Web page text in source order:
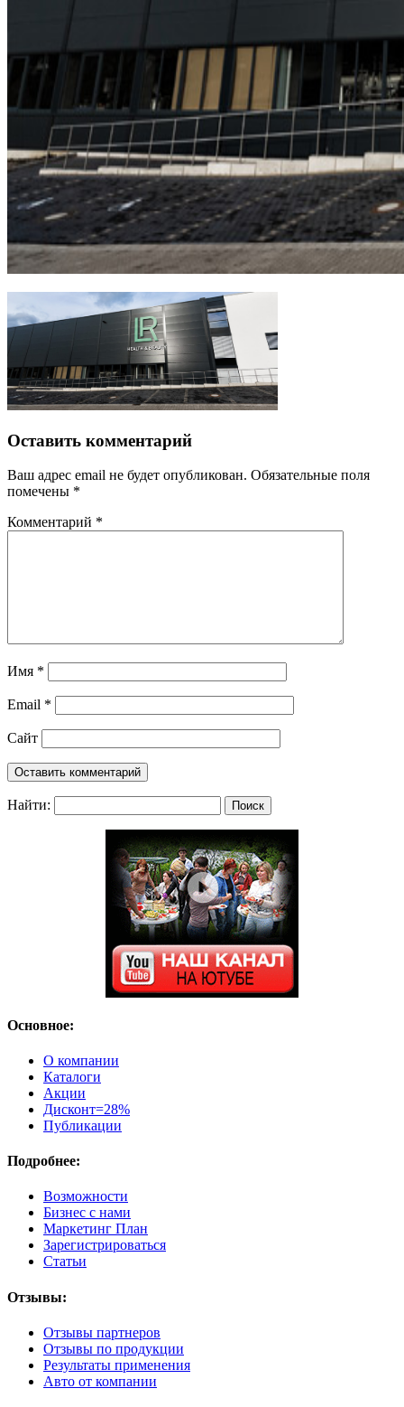
Оставить комментарий
Ваш адрес email не будет опубликован. Обязательные поля
помечены *
Комментарий *
Имя *
Email *
Сайт
Найти:
Основное:
О компании
Каталоги
Акции
Дисконт=28%
Публикации
Подробнее:
Возможности
Бизнес с нами
Маркетинг План
Зарегистрироваться
Статьи
Отзывы:
Отзывы партнеров
Отзывы по продукции
Результаты применения
Авто от компании